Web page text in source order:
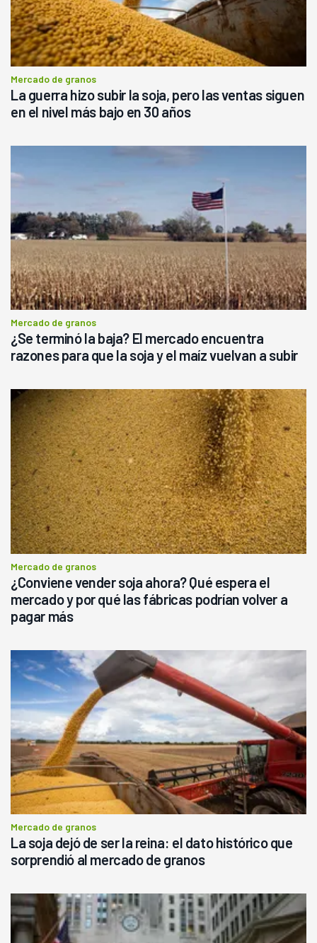
Mercado de granos
La guerra hizo subir la soja, pero las ventas siguen
en el nivel más bajo en 30 años
Mercado de granos
¿Se terminó la baja? El mercado encuentra
razones para que la soja y el maíz vuelvan a subir
Mercado de granos
¿Conviene vender soja ahora? Qué espera el
mercado y por qué las fábricas podrían volver a
pagar más
Mercado de granos
La soja dejó de ser la reina: el dato histórico que
sorprendió al mercado de granos